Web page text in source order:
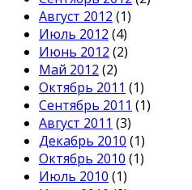
Август 2012 (1)
Июль 2012 (4)
Июнь 2012 (2)
Май 2012 (2)
Октябрь 2011 (1)
Сентябрь 2011 (1)
Август 2011 (3)
Декабрь 2010 (1)
Октябрь 2010 (1)
Июль 2010 (1)